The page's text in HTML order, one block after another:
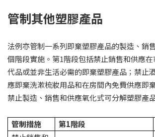
管制其他塑膠產品
法例亦管制一系列即棄塑膠產品的製造、銷
個階段實施。第1階段包括禁止銷售和供應
代品或並非生活必需的即棄塑膠產品；禁止
應即棄洗漱梳妝用品和在房間內免費供應即
禁止製造、銷售和供應氧化式可分解塑膠產
管制措施 第1階段